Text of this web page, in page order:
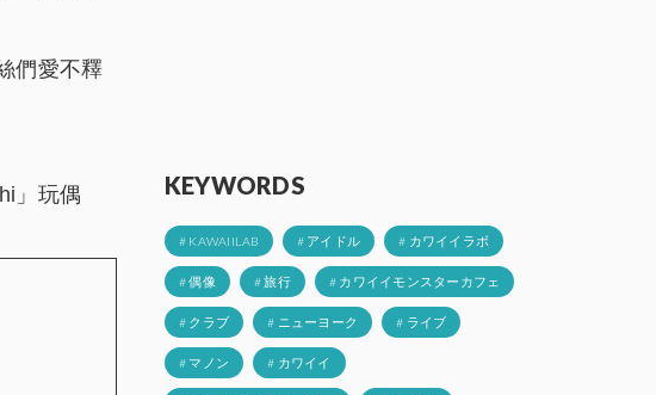
們愛不釋
」玩偶
KEYWORDS
# KAWAIILAB # アイドル # カワイイラボ
# 偶像 # 旅行 # カワイイモンスターカフェ
# クラブ # ニューヨーク # ライブ
# マノン # カワイイ